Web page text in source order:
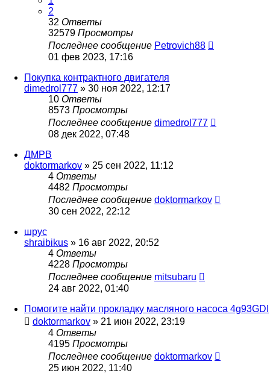
2
32 Ответы
32579 Просмотры
Последнее сообщение Petrovich88
01 фев 2023, 17:16
Покупка контрактного двигателя
dimedrol777 » 30 ноя 2022, 12:17
10 Ответы
8573 Просмотры
Последнее сообщение dimedrol777
08 дек 2022, 07:48
ДМРВ
doktormarkov » 25 сен 2022, 11:12
4 Ответы
4482 Просмотры
Последнее сообщение doktormarkov
30 сен 2022, 22:12
шрус
shraibikus » 16 авг 2022, 20:52
4 Ответы
4228 Просмотры
Последнее сообщение mitsubaru
24 авг 2022, 01:40
Помогите найти прокладку масляного насоса 4g93GDI
doktormarkov » 21 июн 2022, 23:19
4 Ответы
4195 Просмотры
Последнее сообщение doktormarkov
25 июн 2022, 11:40